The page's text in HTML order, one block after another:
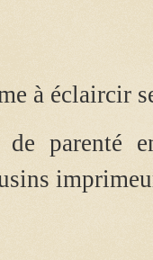
à éclaircir
parenté